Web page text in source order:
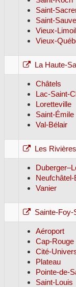
Saint-
Saint-
Vieux-
Vieux-
La Haute-
Châtels
Lac-Saint-
Loretteville
Saint-Émile
Val-Bélair
Les Rivières
Vanier
Sainte-Foy-
Aéroport
Cap-Rouge
Cité-
Plateau
Pointe-de-
Saint-Louis